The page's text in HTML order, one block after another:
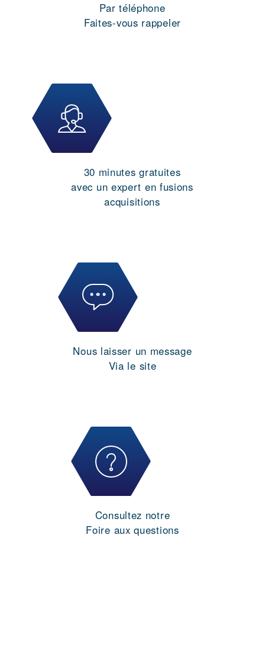
Par téléphone
Faites-vous rappeler
30 minutes gratuites
avec un expert en fusions
acquisitions
Nous laisser un message
Via le site
Consultez notre
Foire aux questions